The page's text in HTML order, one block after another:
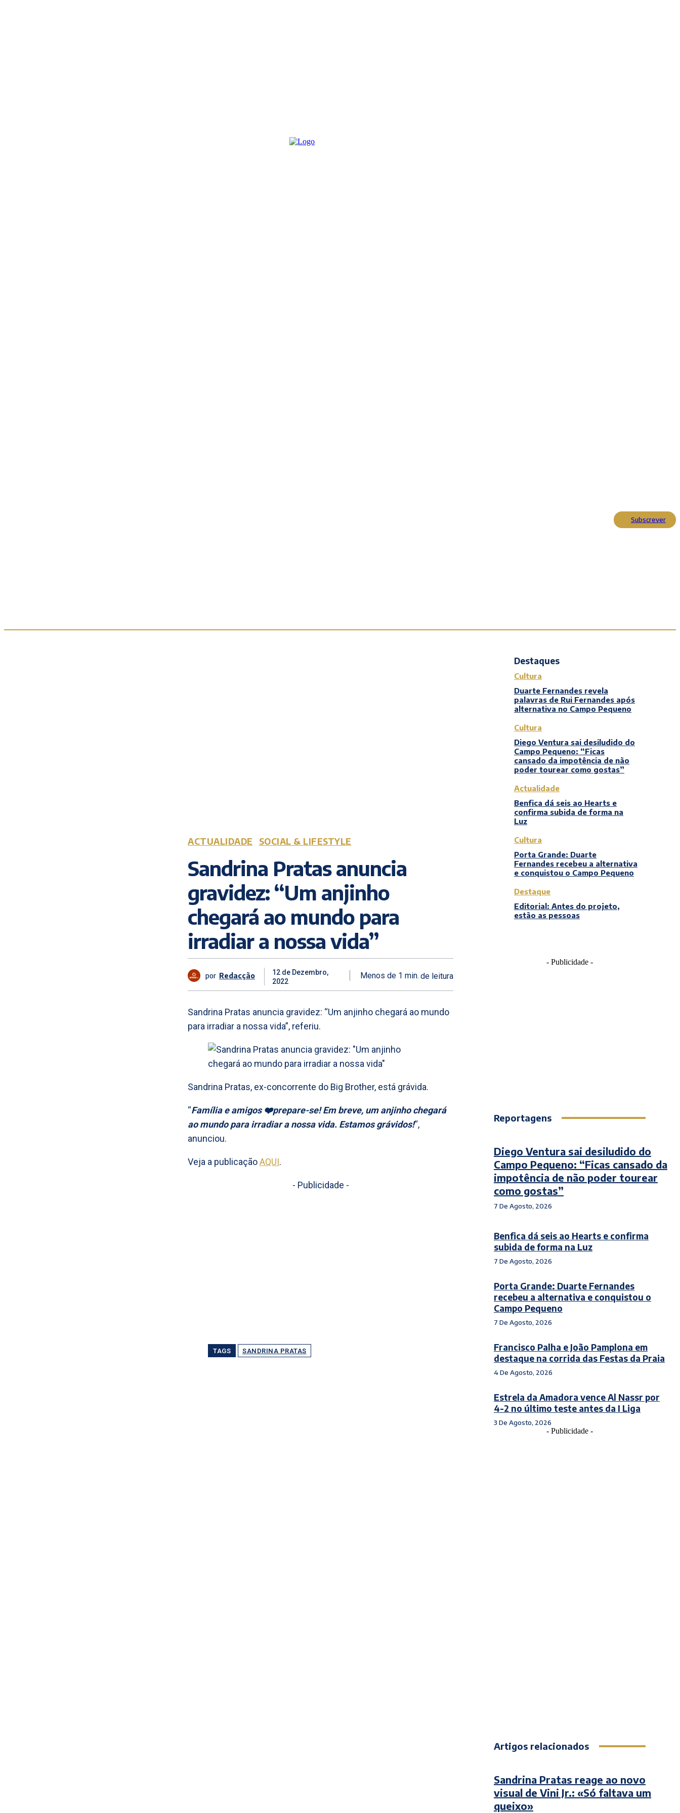
Subscrever
ACTUALIDADE SOCIAL & LIFESTYLE
Sandrina Pratas anuncia
gravidez: “Um anjinho
chegará ao mundo para
irradiar a nossa vida”
por Redacção
12 de Dezembro,
2022
Menos de 1 min. de leitura
Sandrina Pratas anuncia gravidez: “Um anjinho chegará ao mundo
para irradiar a nossa vida”, referiu.
Sandrina Pratas, ex-concorrente do Big Brother, está grávida.
“Família e amigos ❤️prepare-se! Em breve, um anjinho chegará
ao mundo para irradiar a nossa vida. Estamos grávidos!“,
anunciou.
Veja a publicaçãoAQUI.
- Publicidade -
TAGS SANDRINA PRATAS
Destaques
Cultura
Duarte Fernandes revela
palavras de Rui Fernandes após
alternativa no Campo Pequeno
Cultura
Diego Ventura sai desiludido do
Campo Pequeno: “Ficas
cansado da impotência de não
poder tourear como gostas”
Actualidade
Benfica dá seis ao Hearts e
confirma subida de forma na
Luz
Cultura
Porta Grande: Duarte
Fernandes recebeu a alternativa
e conquistou o Campo Pequeno
Destaque
Editorial: Antes do projeto,
estão as pessoas
- Publicidade -
Reportagens
Diego Ventura sai desiludido do
Campo Pequeno: “Ficas cansado da
impotência de não poder tourear
como gostas”
7 De Agosto, 2026
Benfica dá seis ao Hearts e confirma
subida de forma na Luz
7 De Agosto, 2026
Porta Grande: Duarte Fernandes
recebeu a alternativa e conquistou o
Campo Pequeno
7 De Agosto, 2026
Francisco Palha e João Pamplona em
destaque na corrida das Festas da Praia
4 De Agosto, 2026
Estrela da Amadora vence Al Nassr por
4-2 no último teste antes da I Liga
3 De Agosto, 2026
- Publicidade -
Artigos relacionados
Sandrina Pratas reage ao novo
visual de Vini Jr.: «Só faltava um
queixo»